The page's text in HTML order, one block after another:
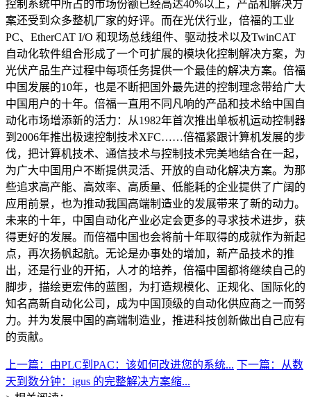
控制系统中所占的市场份额已经高达40%以上，产品和解决方
案还受到众多整机厂家的好评。而在光伏行业，倍福的工业
PC、EtherCAT I/O 和现场总线组件、驱动技术以及TwinCAT
自动化软件组合形成了一个可扩展的模块化控制解决方案，为
光伏产品生产过程中每项任务提供一个最佳的解决方案。倍福
中国发展的10年，也是不断把国外最先进的控制理念带给广大
中国用户的十年。倍福一直用不同凡响的产品和技术给中国自
动化市场增添新的活力：从1982年首次推出单板机运动控制器
到2006年推出极速控制技术XFC……倍福紧跟计算机发展的步
伐，把计算机技术、通信技术与控制技术完美地结合在一起，
为广大中国用户不断提供灵活、开放的自动化解决方案。为那
些追求高产能、高效率、高质量、低能耗的企业提供了广阔的
应用前景，也为推动我国高端制造业的发展带来了新的动力。
未来的十年，中国自动化产业必定会更多的寻求技术进步，获
得更好的发展。而倍福中国也会将前十年取得的成就作为新起
点，再次扬帆起航。无论是办事处的增加，新产品技术的推
出，还是行业的开拓，人才的培养，倍福中国都将继续自己的
脚步，描绘更宏伟的蓝图，为打造规模化、正规化、国际化的
知名高新自动化公司，成为中国顶级的自动化供应商之一而努
力。并为发展中国的高端制造业，推进科技创新做出自己应有
的贡献。
上一篇：由PLC到PAC：该如何改进您的系统... 下一篇：从数
天到数分钟：igus 的完整解决方案缩...